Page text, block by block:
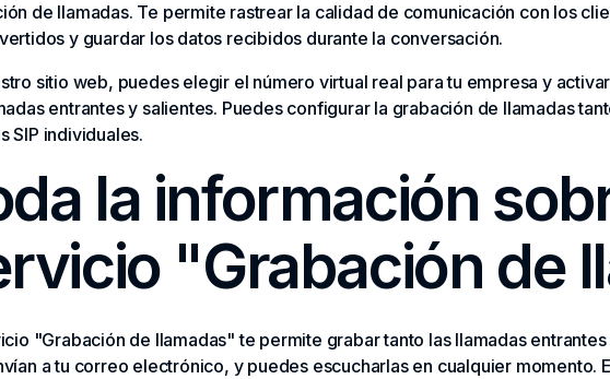
de llamadas. Te permite rastrear la calidad de comunicación con los
y guardar los datos recibidos durante la conversación.
sitio web, puedes elegir el número virtual real para tu empresa y
entrantes y salientes. Puedes configurar la grabación de llamadas
SIP individuales.
la información
"Grabación de
"Grabación de llamadas" te permite grabar tanto las llamadas
a tu correo electrónico, y puedes escucharlas en cualquier momento.